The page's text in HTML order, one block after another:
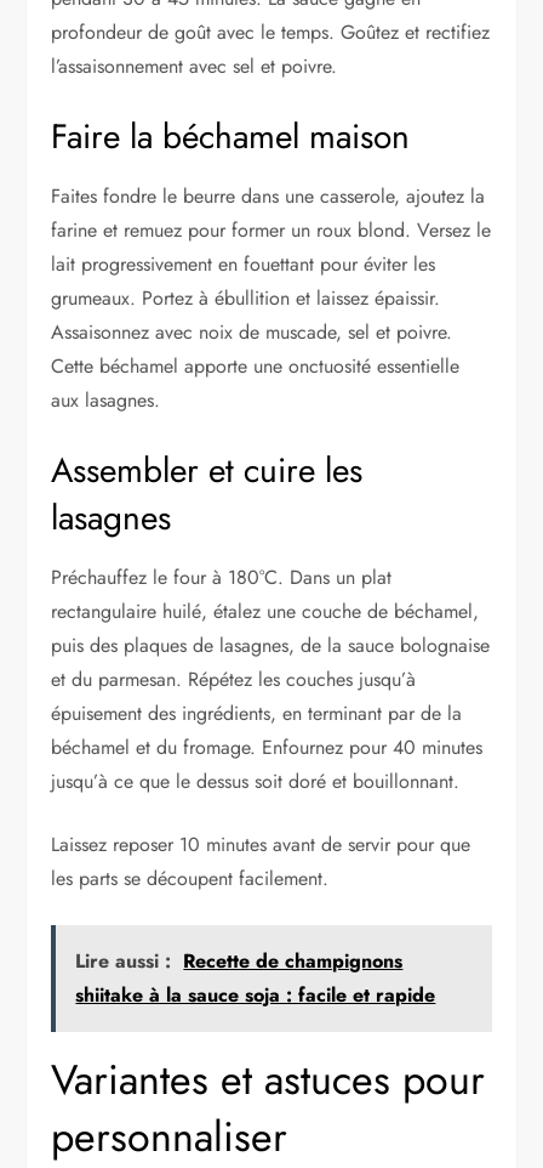
profondeur de goût avec le temps. Goûtez et rectifiez
l’assaisonnement avec sel et poivre.
Faire la béchamel maison
Faites fondre le beurre dans une casserole, ajoutez la
farine et remuez pour former un roux blond. Versez le
lait progressivement en fouettant pour éviter les
grumeaux. Portez à ébullition et laissez épaissir.
Assaisonnez avec noix de muscade, sel et poivre.
Cette béchamel apporte une onctuosité essentielle
aux lasagnes.
Assembler et cuire les
lasagnes
Préchauffez le four à 180°C. Dans un plat
rectangulaire huilé, étalez une couche de béchamel,
puis des plaques de lasagnes, de la sauce bolognaise
et du parmesan. Répétez les couches jusqu’à
épuisement des ingrédients, en terminant par de la
béchamel et du fromage. Enfournez pour 40 minutes
jusqu’à ce que le dessus soit doré et bouillonnant.
Laissez reposer 10 minutes avant de servir pour que
les parts se découpent facilement.
Lire aussi : Recette de champignons
shiitake à la sauce soja : facile et rapide
Variantes et astuces pour
personnaliser